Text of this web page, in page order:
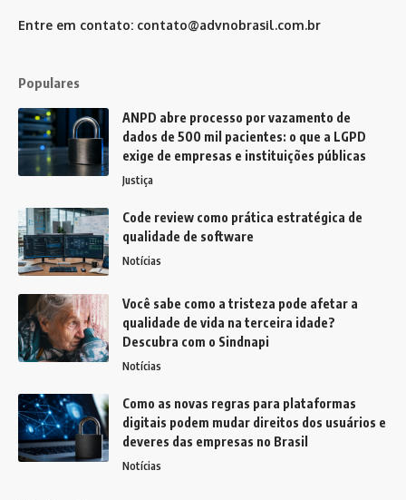
Entre em contato: contato@advnobrasil.com.br
Populares
ANPD abre processo por vazamento de
dados de 500 mil pacientes: o que a LGPD
exige de empresas e instituições públicas
Justiça
Code review como prática estratégica de
qualidade de software
Notícias
Você sabe como a tristeza pode afetar a
qualidade de vida na terceira idade?
Descubra com o Sindnapi
Notícias
Como as novas regras para plataformas
digitais podem mudar direitos dos usuários e
deveres das empresas no Brasil
Notícias